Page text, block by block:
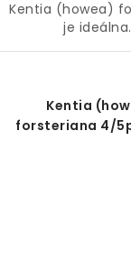
Kentia (howea)
je
Kentia
forsteriana 4/